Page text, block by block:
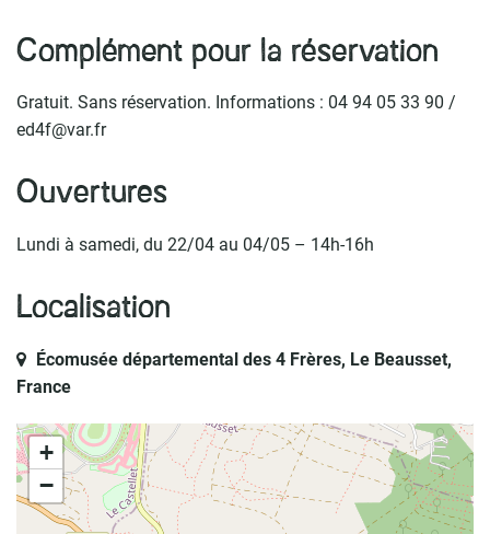
Complément pour la réservation
Gratuit. Sans réservation. Informations : 04 94 05 33 90 /
ed4f@var.fr
Ouvertures
Lundi à samedi, du 22/04 au 04/05 – 14h-16h
Localisation
Écomusée départemental des 4 Frères, Le Beausset,
France
+
−